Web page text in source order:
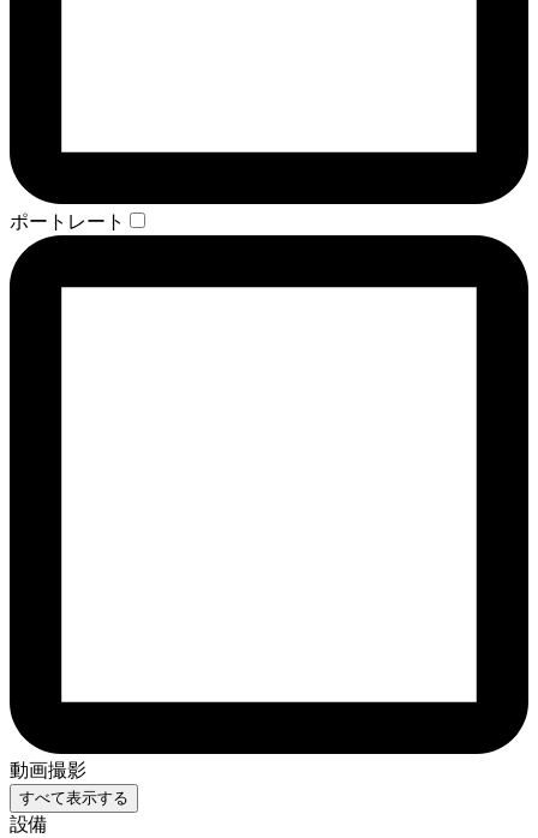
ポートレート
動画撮影
すべて表示する
設備